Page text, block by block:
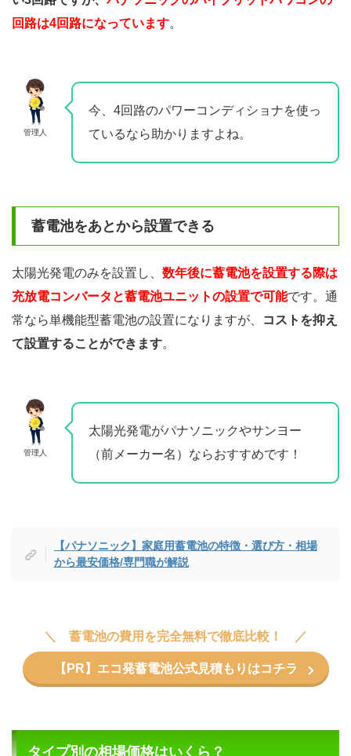
回路は4回路になっています。
管理人
今、4回路のパワーコンディショナを使っ
ているなら助かりますよね。
蓄電池をあとから設置できる
太陽光発電のみを設置し、 数年後に蓄電池を設置する際は
充放電コンバータと蓄電池ユニットの設置で可能です。通
常なら単機能型蓄電池の設置になりますが、
コストを抑え
て設置することができます。
管理人
太陽光発電がパナソニックやサンヨー
（前メーカー名）ならおすすめです！
【パナソニック】家庭用蓄電池の特徴・選び方・相場
から最安価格/専門職が解説
蓄電池の費用を完全無料で徹底比較！
【PR】エコ発蓄電池公式見積もりはコチラ
タイプ別の相場価格はいくら？